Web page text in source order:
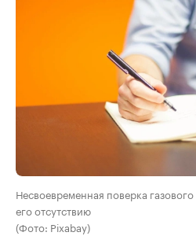
Несвоевременная поверка
его отсутствию
(Фото: Pixabay)